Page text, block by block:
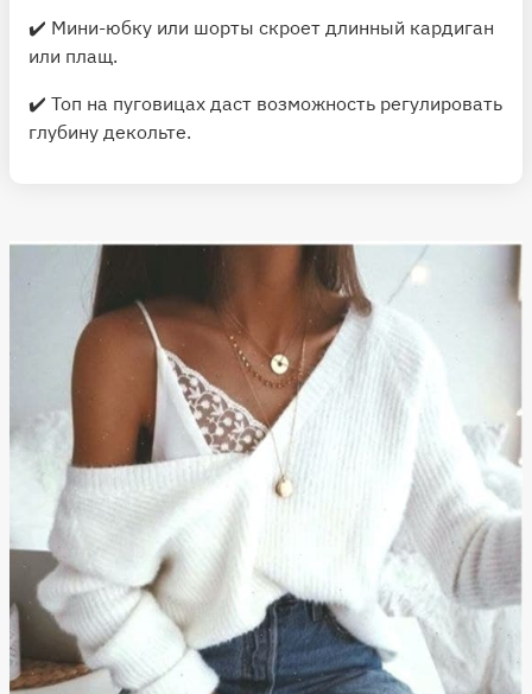
✔️ Мини-юбку или шорты скроет длинный кардиган
или плащ.
✔️ Топ на пуговицах даст возможность регулировать
глубину декольте.